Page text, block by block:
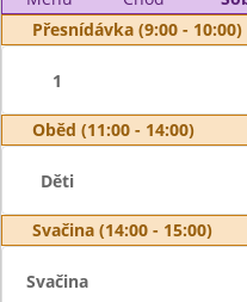
Přesnídávka (9:00 - 10:00)
1
Oběd (11:00 - 14:00)
Děti
Svačina (14:00 - 15:00)
Svačina